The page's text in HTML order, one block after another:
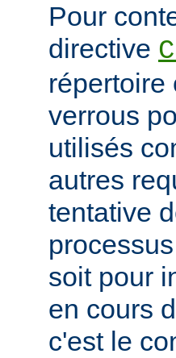
Pour
directive
verrous
utilisés
autres
tentative
soit pour
en cours
c'est le